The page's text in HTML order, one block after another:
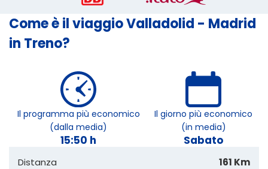
Come è il viaggio Valladolid - Madrid
in Treno?
Il programma più economico
(dalla media)
15:50 h
Il giorno più economico
(in media)
Sabato
Distanza 161 Km